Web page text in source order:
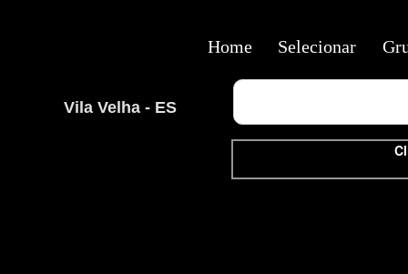
Vila Velha - ES
Home Selecionar